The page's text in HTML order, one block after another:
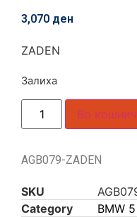
3,070 ден
ZADEN
Залиха
Во
AGB079-ZADEN
SKU
Category
BMW